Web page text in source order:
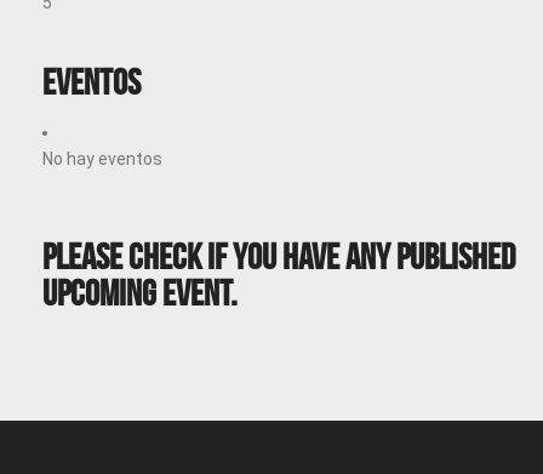
Eventos
No hay eventos
Please Check If You Have Any Published
Upcoming Event.